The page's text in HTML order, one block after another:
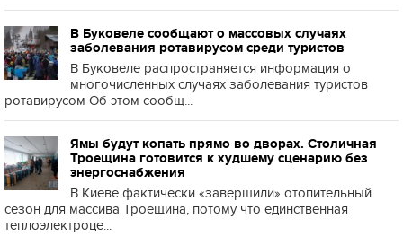
В Буковеле сообщают о массовых случаях
заболевания ротавирусом среди туристов
В Буковеле распространяется информация о
многочисленных случаях заболевания туристов
ротавирусом Об этом сообщ...
Ямы будут копать прямо во дворах. Столичная
Троещина готовится к худшему сценарию без
энергоснабжения
В Киеве фактически «завершили» отопительный
сезон для массива Троещина, потому что единственная
теплоэлектроце...